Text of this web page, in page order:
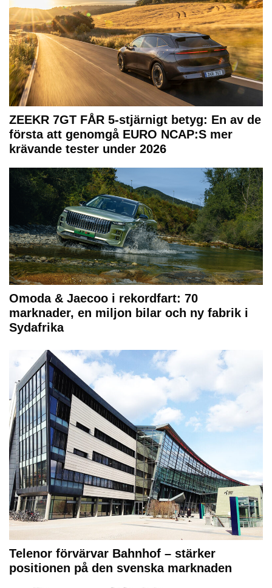
ZEEKR 7GT FÅR 5-stjärnigt betyg: En av de
första att genomgå EURO NCAP:S mer
krävande tester under 2026
Omoda & Jaecoo i rekordfart: 70
marknader, en miljon bilar och ny fabrik i
Sydafrika
Telenor förvärvar Bahnhof – stärker
positionen på den svenska marknaden